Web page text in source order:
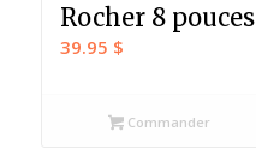
Rocher 8 pouces
39.95 $
Commander